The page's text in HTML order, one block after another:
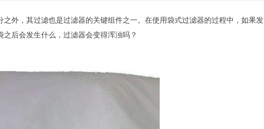
之外，其过滤也是过滤器的关键组件之一。在使用袋式过滤器的过程中，如果发
后会发生什么，过滤器会变得浑浊吗？